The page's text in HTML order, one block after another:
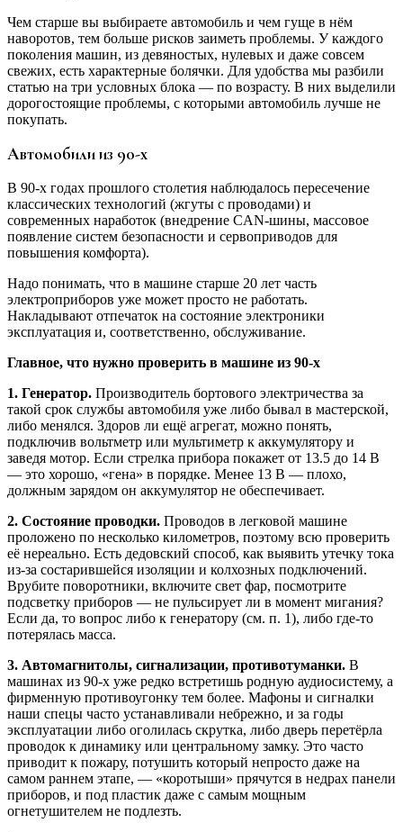
Чем старше вы выбираете автомобиль и чем гуще в нём
наворотов, тем больше рисков заиметь проблемы. У каждого
поколения машин, из девяностых, нулевых и даже совсем
свежих, есть характерные болячки. Для удобства мы разбили
статью на три условных блока — по возрасту. В них выделили
дорогостоящие проблемы, с которыми автомобиль лучше не
покупать.
Автомобили из 90-х
В 90-х годах прошлого столетия наблюдалось пересечение
классических технологий (жгуты с проводами) и
современных наработок (внедрение CAN-шины, массовое
появление систем безопасности и сервоприводов для
повышения комфорта).
Надо понимать, что в машине старше 20 лет часть
электроприборов уже может просто не работать.
Накладывают отпечаток на состояние электроники
эксплуатация и, соответственно, обслуживание.
Главное, что нужно проверить в машине из 90-х
1. Генератор. Производитель бортового электричества за
такой срок службы автомобиля уже либо бывал в мастерской,
либо менялся. Здоров ли ещё агрегат, можно понять,
подключив вольтметр или мультиметр к аккумулятору и
заведя мотор. Если стрелка прибора покажет от 13.5 до 14 В
— это хорошо, «гена» в порядке. Менее 13 В — плохо,
должным зарядом он аккумулятор не обеспечивает.
2. Состояние проводки. Проводов в легковой машине
проложено по несколько километров, поэтому всю проверить
её нереально. Есть дедовский способ, как выявить утечку тока
из-за состарившейся изоляции и колхозных подключений.
Врубите поворотники, включите свет фар, посмотрите
подсветку приборов — не пульсирует ли в момент мигания?
Если да, то вопрос либо к генератору (см. п. 1), либо где-то
потерялась масса.
3. Автомагнитолы, сигнализации, противотуманки. В
машинах из 90-х уже редко встретишь родную аудиосистему, а
фирменную противоугонку тем более. Мафоны и сигналки
наши спецы часто устанавливали небрежно, и за годы
эксплуатации либо оголилась скрутка, либо дверь перетёрла
проводок к динамику или центральному замку. Это часто
приводит к пожару, потушить который непросто даже на
самом раннем этапе, — «коротыши» прячутся в недрах панели
приборов, и под пластик даже с самым мощным
огнетушителем не подлезть.